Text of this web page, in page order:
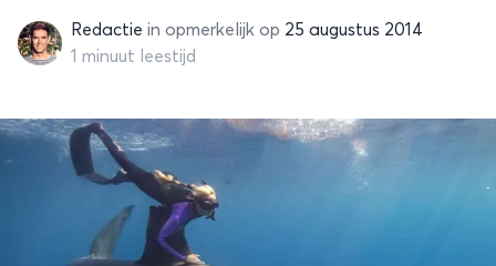
RedactieRedactie in opmerkelijk op 25 augustus 2014
1 minuut leestijd